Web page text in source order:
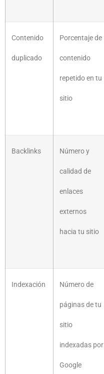
Contenido
duplicado
Porcentaje de
contenido
repetido en tu
sitio
Backlinks Número y
calidad de
enlaces
externos
hacia tu sitio
Indexación Número de
páginas de tu
sitio
indexadas por
Google